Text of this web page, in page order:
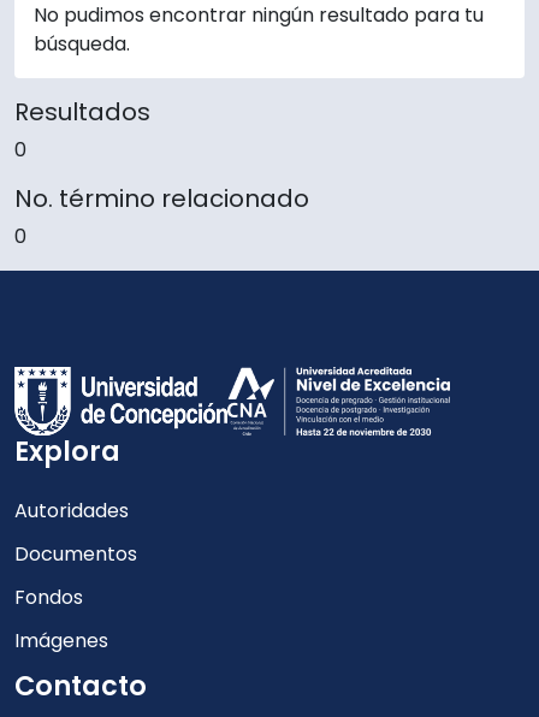
No pudimos encontrar ningún resultado para tu
búsqueda.
Resultados
0
No. término relacionado
0
Explora
Autoridades
Documentos
Fondos
Imágenes
Contacto